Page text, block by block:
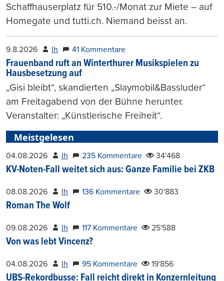
Schaffhauserplatz für 510.-/Monat zur Miete – auf
Homegate und tutti.ch. Niemand beisst an.
9.8.2026 lh 41 Kommentare
Frauenband ruft an Winterthurer Musikspielen zu
Hausbesetzung auf
„Gisi bleibt“, skandierten „Slaymobil&Bassluder“
am Freitagabend von der Bühne herunter.
Veranstalter: „Künstlerische Freiheit“.
Meistgelesen
04.08.2026 lh 235 Kommentare 34'468
KV-Noten-Fall weitet sich aus: Ganze Familie bei ZKB
08.08.2026 lh 136 Kommentare 30'883
Roman The Wolf
09.08.2026 lh 117 Kommentare 25'588
Von was lebt Vincenz?
04.08.2026 lh 95 Kommentare 19'856
UBS-Rekordbusse: Fall reicht direkt in Konzernleitung